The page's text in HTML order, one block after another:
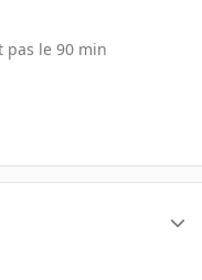
pas le 90 min